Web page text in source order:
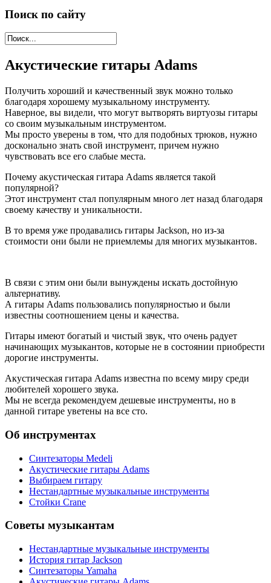
Поиск по сайту
Акустические гитары Adams
Получить хороший и качественный звук можно только
благодаря хорошему музыкальному инструменту.
Наверное, вы видели, что могут вытворять виртуозы гитары
со своим музыкальным инструментом.
Мы просто уверены в том, что для подобных трюков, нужно
досконально знать свой инструмент, причем нужно
чувствовать все его слабые места.
Почему акустическая гитара Adams является такой
популярной?
Этот инструмент стал популярным много лет назад благодаря
своему качеству и уникальности.
В то время уже продавались гитары Jackson, но из-за
стоимости они были не приемлемы для многих музыкантов.
В связи с этим они были вынуждены искать достойную
альтернативу.
А гитары Adams пользовались популярностью и были
известны соотношением цены и качества.
Гитары имеют богатый и чистый звук, что очень радует
начинающих музыкантов, которые не в состоянии приобрести
дорогие инструменты.
Акустическая гитара Adams известна по всему миру среди
любителей хорошего звука.
Мы не всегда рекомендуем дешевые инструменты, но в
данной гитаре уветены на все сто.
Об инструментах
Синтезаторы Мedeli
Акустические гитары Adams
Выбираем гитару
Нестандартные музыкальные инструменты
Стойки Crane
Советы музыкантам
Нестандартные музыкальные инструменты
История гитар Jackson
Синтезаторы Yamaha